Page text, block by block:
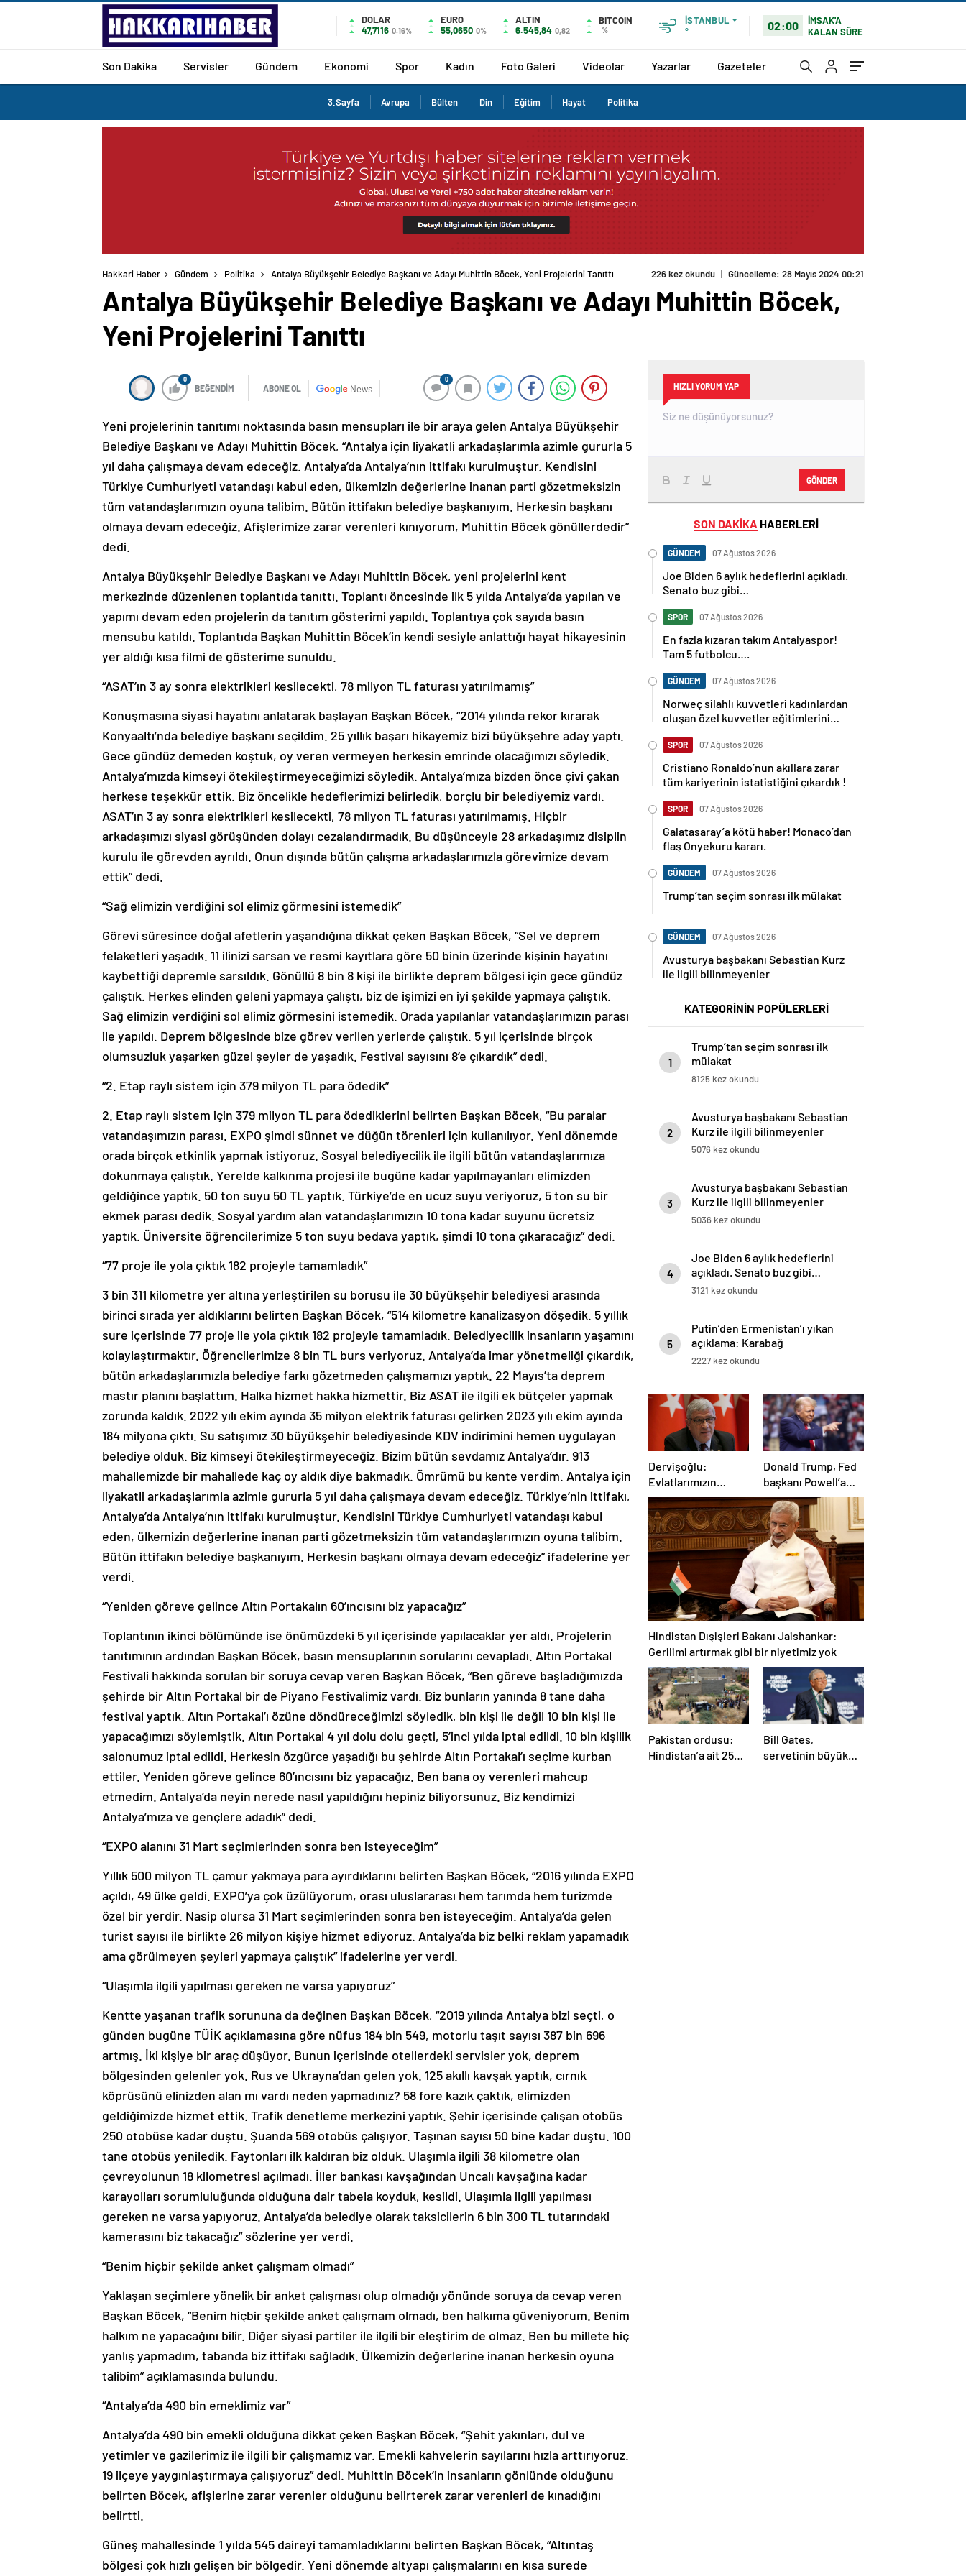
DOLAR
47,7116 0.16%
EURO
55,0650 0%
ALTIN
6.545,84 0,82
BITCOIN
%
İSTANBUL
°
02:00
İMSAK'A
KALAN SÜRE
Son Dakika Servisler Gündem Ekonomi Spor Kadın Foto Galeri Videolar Yazarlar Gazeteler
3.Sayfa Avrupa Bülten Din Eğitim Hayat Politika
Hakkari Haber Gündem Politika Antalya Büyükşehir Belediye Başkanı ve Adayı Muhittin Böcek, Yeni Projelerini Tanıttı
Antalya Büyükşehir Belediye Başkanı ve Adayı Muhittin Böcek,
Yeni Projelerini Tanıttı
0
BEĞENDİM ABONE OL News
0
Yeni projelerinin tanıtımı noktasında basın mensupları ile bir araya gelen Antalya Büyükşehir
Belediye Başkanı ve Adayı Muhittin Böcek, “Antalya için liyakatli arkadaşlarımla azimle gururla 5
yıl daha çalışmaya devam edeceğiz. Antalya’da Antalya’nın ittifakı kurulmuştur. Kendisini
Türkiye Cumhuriyeti vatandaşı kabul eden, ülkemizin değerlerine inanan parti gözetmeksizin
tüm vatandaşlarımızın oyuna talibim. Bütün ittifakın belediye başkanıyım. Herkesin başkanı
olmaya devam edeceğiz. Afişlerimize zarar verenleri kınıyorum, Muhittin Böcek gönüllerdedir”
dedi.
Antalya Büyükşehir Belediye Başkanı ve Adayı Muhittin Böcek, yeni projelerini kent
merkezinde düzenlenen toplantıda tanıttı. Toplantı öncesinde ilk 5 yılda Antalya’da yapılan ve
yapımı devam eden projelerin da tanıtım gösterimi yapıldı. Toplantıya çok sayıda basın
mensubu katıldı. Toplantıda Başkan Muhittin Böcek’in kendi sesiyle anlattığı hayat hikayesinin
yer aldığı kısa filmi de gösterime sunuldu.
“ASAT’ın 3 ay sonra elektrikleri kesilecekti, 78 milyon TL faturası yatırılmamış”
Konuşmasına siyasi hayatını anlatarak başlayan Başkan Böcek, “2014 yılında rekor kırarak
Konyaaltı’nda belediye başkanı seçildim. 25 yıllık başarı hikayemiz bizi büyükşehre aday yaptı.
Gece gündüz demeden koştuk, oy veren vermeyen herkesin emrinde olacağımızı söyledik.
Antalya’mızda kimseyi ötekileştirmeyeceğimizi söyledik. Antalya’mıza bizden önce çivi çakan
herkese teşekkür ettik. Biz öncelikle hedeflerimizi belirledik, borçlu bir belediyemiz vardı.
ASAT’ın 3 ay sonra elektrikleri kesilecekti, 78 milyon TL faturası yatırılmamış. Hiçbir
arkadaşımızı siyasi görüşünden dolayı cezalandırmadık. Bu düşünceyle 28 arkadaşımız disiplin
kurulu ile görevden ayrıldı. Onun dışında bütün çalışma arkadaşlarımızla görevimize devam
ettik” dedi.
“Sağ elimizin verdiğini sol elimiz görmesini istemedik”
Görevi süresince doğal afetlerin yaşandığına dikkat çeken Başkan Böcek, “Sel ve deprem
felaketleri yaşadık. 11 ilinizi sarsan ve resmi kayıtlara göre 50 binin üzerinde kişinin hayatını
kaybettiği depremle sarsıldık. Gönüllü 8 bin 8 kişi ile birlikte deprem bölgesi için gece gündüz
çalıştık. Herkes elinden geleni yapmaya çalıştı, biz de işimizi en iyi şekilde yapmaya çalıştık.
Sağ elimizin verdiğini sol elimiz görmesini istemedik. Orada yapılanlar vatandaşlarımızın parası
ile yapıldı. Deprem bölgesinde bize görev verilen yerlerde çalıştık. 5 yıl içerisinde birçok
olumsuzluk yaşarken güzel şeyler de yaşadık. Festival sayısını 8’e çıkardık” dedi.
“2. Etap raylı sistem için 379 milyon TL para ödedik”
2. Etap raylı sistem için 379 milyon TL para ödediklerini belirten Başkan Böcek, “Bu paralar
vatandaşımızın parası. EXPO şimdi sünnet ve düğün törenleri için kullanılıyor. Yeni dönemde
orada birçok etkinlik yapmak istiyoruz. Sosyal belediyecilik ile ilgili bütün vatandaşlarımıza
dokunmaya çalıştık. Yerelde kalkınma projesi ile bugüne kadar yapılmayanları elimizden
geldiğince yaptık. 50 ton suyu 50 TL yaptık. Türkiye’de en ucuz suyu veriyoruz, 5 ton su bir
ekmek parası dedik. Sosyal yardım alan vatandaşlarımızın 10 tona kadar suyunu ücretsiz
yaptık. Üniversite öğrencilerimize 5 ton suyu bedava yaptık, şimdi 10 tona çıkaracağız” dedi.
“77 proje ile yola çıktık 182 projeyle tamamladık”
3 bin 311 kilometre yer altına yerleştirilen su borusu ile 30 büyükşehir belediyesi arasında
birinci sırada yer aldıklarını belirten Başkan Böcek, “514 kilometre kanalizasyon döşedik. 5 yıllık
sure içerisinde 77 proje ile yola çıktık 182 projeyle tamamladık. Belediyecilik insanların yaşamını
kolaylaştırmaktır. Öğrencilerimize 8 bin TL burs veriyoruz. Antalya’da imar yönetmeliği çıkardık,
bütün arkadaşlarımızla belediye farkı gözetmeden çalışmamızı yaptık. 22 Mayıs’ta deprem
mastır planını başlattım. Halka hizmet hakka hizmettir. Biz ASAT ile ilgili ek bütçeler yapmak
zorunda kaldık. 2022 yılı ekim ayında 35 milyon elektrik faturası gelirken 2023 yılı ekim ayında
184 milyona çıktı. Su satışımız 30 büyükşehir belediyesinde KDV indirimini hemen uygulayan
belediye olduk. Biz kimseyi ötekileştirmeyeceğiz. Bizim bütün sevdamız Antalya’dır. 913
mahallemizde bir mahallede kaç oy aldık diye bakmadık. Ömrümü bu kente verdim. Antalya için
liyakatli arkadaşlarımla azimle gururla 5 yıl daha çalışmaya devam edeceğiz. Türkiye’nin ittifakı,
Antalya’da Antalya’nın ittifakı kurulmuştur. Kendisini Türkiye Cumhuriyeti vatandaşı kabul
eden, ülkemizin değerlerine inanan parti gözetmeksizin tüm vatandaşlarımızın oyuna talibim.
Bütün ittifakın belediye başkanıyım. Herkesin başkanı olmaya devam edeceğiz” ifadelerine yer
verdi.
“Yeniden göreve gelince Altın Portakalın 60’ıncısını biz yapacağız”
Toplantının ikinci bölümünde ise önümüzdeki 5 yıl içerisinde yapılacaklar yer aldı. Projelerin
tanıtımının ardından Başkan Böcek, basın mensuplarının sorularını cevapladı. Altın Portakal
Festivali hakkında sorulan bir soruya cevap veren Başkan Böcek, “Ben göreve başladığımızda
şehirde bir Altın Portakal bir de Piyano Festivalimiz vardı. Biz bunların yanında 8 tane daha
festival yaptık. Altın Portakal’ı özüne döndüreceğimizi söyledik, bin kişi ile değil 10 bin kişi ile
yapacağımızı söylemiştik. Altın Portakal 4 yıl dolu dolu geçti, 5’inci yılda iptal edildi. 10 bin kişilik
salonumuz iptal edildi. Herkesin özgürce yaşadığı bu şehirde Altın Portakal’ı seçime kurban
ettiler. Yeniden göreve gelince 60’ıncısını biz yapacağız. Ben bana oy verenleri mahcup
etmedim. Antalya’da neyin nerede nasıl yapıldığını hepiniz biliyorsunuz. Biz kendimizi
Antalya’mıza ve gençlere adadık” dedi.
“EXPO alanını 31 Mart seçimlerinden sonra ben isteyeceğim”
Yıllık 500 milyon TL çamur yakmaya para ayırdıklarını belirten Başkan Böcek, “2016 yılında EXPO
açıldı, 49 ülke geldi. EXPO’ya çok üzülüyorum, orası uluslararası hem tarımda hem turizmde
özel bir yerdir. Nasip olursa 31 Mart seçimlerinden sonra ben isteyeceğim. Antalya’da gelen
turist sayısı ile birlikte 26 milyon kişiye hizmet ediyoruz. Antalya’da biz belki reklam yapamadık
ama görülmeyen şeyleri yapmaya çalıştık” ifadelerine yer verdi.
“Ulaşımla ilgili yapılması gereken ne varsa yapıyoruz”
Kentte yaşanan trafik sorununa da değinen Başkan Böcek, “2019 yılında Antalya bizi seçti, o
günden bugüne TÜİK açıklamasına göre nüfus 184 bin 549, motorlu taşıt sayısı 387 bin 696
artmış. İki kişiye bir araç düşüyor. Bunun içerisinde otellerdeki servisler yok, deprem
bölgesinden gelenler yok. Rus ve Ukrayna’dan gelen yok. 125 akıllı kavşak yaptık, cırnık
köprüsünü elinizden alan mı vardı neden yapmadınız? 58 fore kazık çaktık, elimizden
geldiğimizde hizmet ettik. Trafik denetleme merkezini yaptık. Şehir içerisinde çalışan otobüs
250 otobüse kadar duştu. Şuanda 569 otobüs çalışıyor. Taşınan sayısı 50 bine kadar duştu. 100
tane otobüs yeniledik. Faytonları ilk kaldıran biz olduk. Ulaşımla ilgili 38 kilometre olan
çevreyolunun 18 kilometresi açılmadı. İller bankası kavşağından Uncalı kavşağına kadar
karayolları sorumluluğunda olduğuna dair tabela koyduk, kesildi. Ulaşımla ilgili yapılması
gereken ne varsa yapıyoruz. Antalya’da belediye olarak taksicilerin 6 bin 300 TL tutarındaki
kamerasını biz takacağız” sözlerine yer verdi.
“Benim hiçbir şekilde anket çalışmam olmadı”
Yaklaşan seçimlere yönelik bir anket çalışması olup olmadığı yönünde soruya da cevap veren
Başkan Böcek, “Benim hiçbir şekilde anket çalışmam olmadı, ben halkıma güveniyorum. Benim
halkım ne yapacağını bilir. Diğer siyasi partiler ile ilgili bir eleştirim de olmaz. Ben bu millete hiç
yanlış yapmadım, tabanda biz ittifakı sağladık. Ülkemizin değerlerine inanan herkesin oyuna
talibim” açıklamasında bulundu.
“Antalya’da 490 bin emeklimiz var”
Antalya’da 490 bin emekli olduğuna dikkat çeken Başkan Böcek, “Şehit yakınları, dul ve
yetimler ve gazilerimiz ile ilgili bir çalışmamız var. Emekli kahvelerin sayılarını hızla arttırıyoruz.
19 ilçeye yaygınlaştırmaya çalışıyoruz” dedi. Muhittin Böcek’in insanların gönlünde olduğunu
belirten Böcek, afişlerine zarar verenler olduğunu belirterek zarar verenleri de kınadığını
belirtti.
Güneş mahallesinde 1 yılda 545 daireyi tamamladıklarını belirten Başkan Böcek, “Altıntaş
bölgesi çok hızlı gelişen bir bölgedir. Yeni dönemde altyapı çalışmalarını en kısa surede
HIZLI YORUM YAP
GÖNDER
SON DAKİKA HABERLERİ
GÜNDEM 07 Ağustos 2026
Joe Biden 6 aylık hedeflerini açıkladı.
Senato buz gibi…
SPOR 07 Ağustos 2026
En fazla kızaran takım Antalyaspor!
Tam 5 futbolcu….
GÜNDEM 07 Ağustos 2026
Norweç silahlı kuvvetleri kadınlardan
oluşan özel kuvvetler eğitimlerini
SPOR 07 Ağustos 2026
Cristiano Ronaldo’nun akıllara zarar
tüm kariyerinin istatistiğini çıkardık !
SPOR 07 Ağustos 2026
Galatasaray’a kötü haber! Monaco’dan
flaş Onyekuru kararı.
GÜNDEM 07 Ağustos 2026
Trump’tan seçim sonrası ilk mülakat
GÜNDEM 07 Ağustos 2026
Avusturya başbakanı Sebastian Kurz
ile ilgili bilinmeyenler
KATEGORİNİN POPÜLERLERİ
1
Trump’tan seçim sonrası ilk
mülakat
8125 kez okundu
2
Avusturya başbakanı Sebastian
Kurz ile ilgili bilinmeyenler
5076 kez okundu
3
Avusturya başbakanı Sebastian
Kurz ile ilgili bilinmeyenler
5036 kez okundu
4
Joe Biden 6 aylık hedeflerini
açıkladı. Senato buz gibi…
3121 kez okundu
5
Putin’den Ermenistan’ı yıkan
açıklama: Karabağ
Azerbaycan’ın ayrılmaz bir
2227 kez okundu
Dervişoğlu:
Evlatlarımızın
haklarını
savunacağım
Donald Trump, Fed
başkanı Powell’a
hakaret etti: Aptal
Hindistan Dışişleri Bakanı Jaishankar:
Gerilimi artırmak gibi bir niyetimiz yok
Pakistan ordusu:
Hindistan’a ait 25
Bill Gates,
servetinin büyük